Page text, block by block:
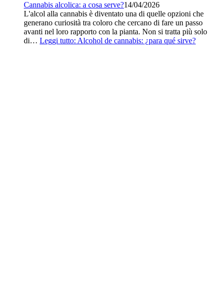
Cannabis alcolica: a cosa serve?14/04/2026
L'alcol alla cannabis è diventato una di quelle opzioni che
generano curiosità tra coloro che cercano di fare un passo
avanti nel loro rapporto con la pianta. Non si tratta più solo
di… Leggi tutto: Alcohol de cannabis: ¿para qué sirve?